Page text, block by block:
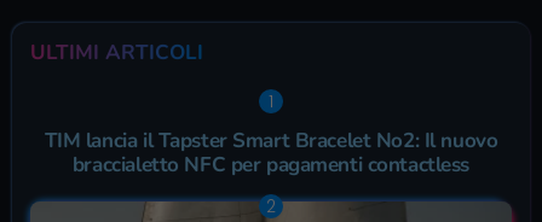
ULTIMI ARTICOLI
TIM lancia il Tapster Smart Bracelet No2: Il nuovo
braccialetto NFC per pagamenti contactless